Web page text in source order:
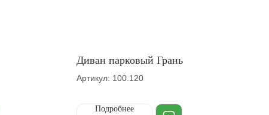
Диван парковый Грань
Артикул: 100.120
Подробнее